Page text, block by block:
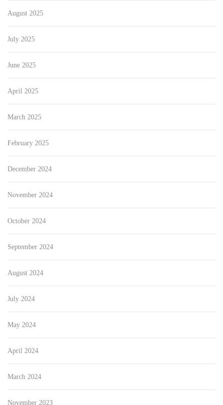
August 2025
July 2025
June 2025
April 2025
March 2025
February 2025
December 2024
November 2024
October 2024
September 2024
August 2024
July 2024
May 2024
April 2024
March 2024
November 2023